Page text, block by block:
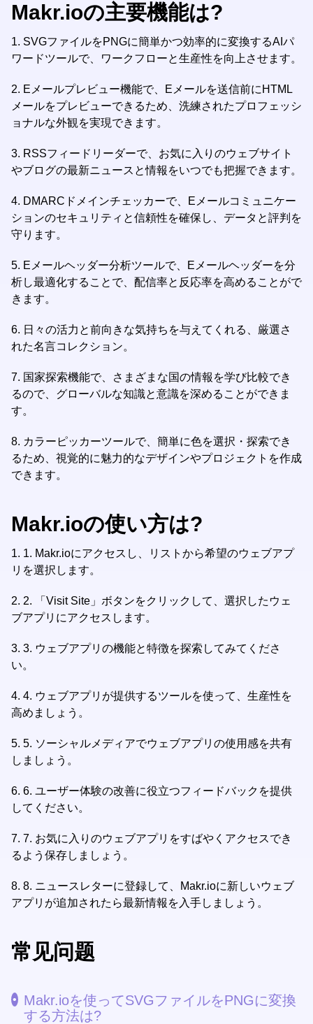
Makr.ioの主要機能は?
1. SVGファイルをPNGに簡単かつ効率的に変換するAIパ
ワードツールで、ワークフローと生産性を向上させます。
2. Eメールプレビュー機能で、Eメールを送信前にHTML
メールをプレビューできるため、洗練されたプロフェッシ
ョナルな外観を実現できます。
3. RSSフィードリーダーで、お気に入りのウェブサイト
やブログの最新ニュースと情報をいつでも把握できます。
4. DMARCドメインチェッカーで、Eメールコミュニケー
ションのセキュリティと信頼性を確保し、データと評判を
守ります。
5. Eメールヘッダー分析ツールで、Eメールヘッダーを分
析し最適化することで、配信率と反応率を高めることがで
きます。
6. 日々の活力と前向きな気持ちを与えてくれる、厳選さ
れた名言コレクション。
7. 国家探索機能で、さまざまな国の情報を学び比較でき
るので、グローバルな知識と意識を深めることができま
す。
8. カラーピッカーツールで、簡単に色を選択・探索でき
るため、視覚的に魅力的なデザインやプロジェクトを作成
できます。
Makr.ioの使い方は?
1. 1. Makr.ioにアクセスし、リストから希望のウェブアプ
リを選択します。
2. 2. 「Visit Site」ボタンをクリックして、選択したウェ
ブアプリにアクセスします。
3. 3. ウェブアプリの機能と特徴を探索してみてくださ
い。
4. 4. ウェブアプリが提供するツールを使って、生産性を
高めましょう。
5. 5. ソーシャルメディアでウェブアプリの使用感を共有
しましょう。
6. 6. ユーザー体験の改善に役立つフィードバックを提供
してください。
7. 7. お気に入りのウェブアプリをすばやくアクセスでき
るよう保存しましょう。
8. 8. ニュースレターに登録して、Makr.ioに新しいウェブ
アプリが追加されたら最新情報を入手しましょう。
常见问题
Makr.ioを使ってSVGファイルをPNGに変換
する方法は?